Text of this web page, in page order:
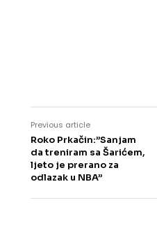
Previous article
Roko Prkačin:”Sanjam
da treniram sa Šarićem,
ljeto je prerano za
odlazak u NBA”